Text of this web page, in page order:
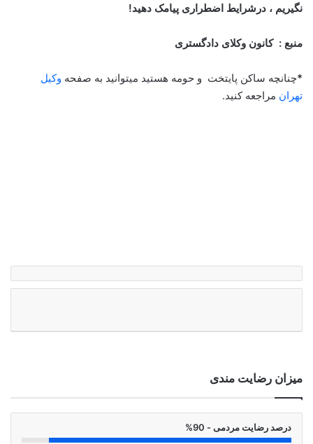
نگیریم ، درشرایط اضطراری پیامک دهید!
منبع : کانون وکلای دادگستری
*چنانچه ساکن پایتخت و حومه هستید میتوانید به صفحه وکیل
تهران مراجعه کنید.
میزان رضایت مندی
درصد رضایت مردمی - 90%